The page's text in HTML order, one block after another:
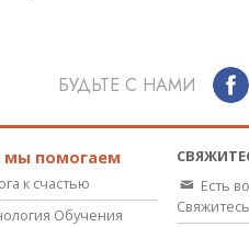
БУДЬТЕ С НАМИ
мы помогаем
к счастью
Обучения
Есть